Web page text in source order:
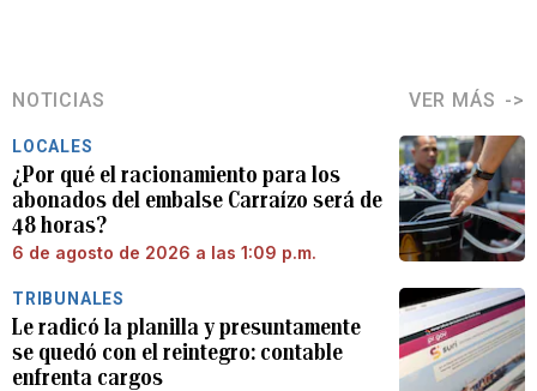
NOTICIAS VER MÁS
LOCALES
¿Por qué el racionamiento para los
abonados del embalse Carraízo será de
48 horas?
6 de agosto de 2026 a las 1:09 p.m.
TRIBUNALES
Le radicó la planilla y presuntamente
se quedó con el reintegro: contable
enfrenta cargos